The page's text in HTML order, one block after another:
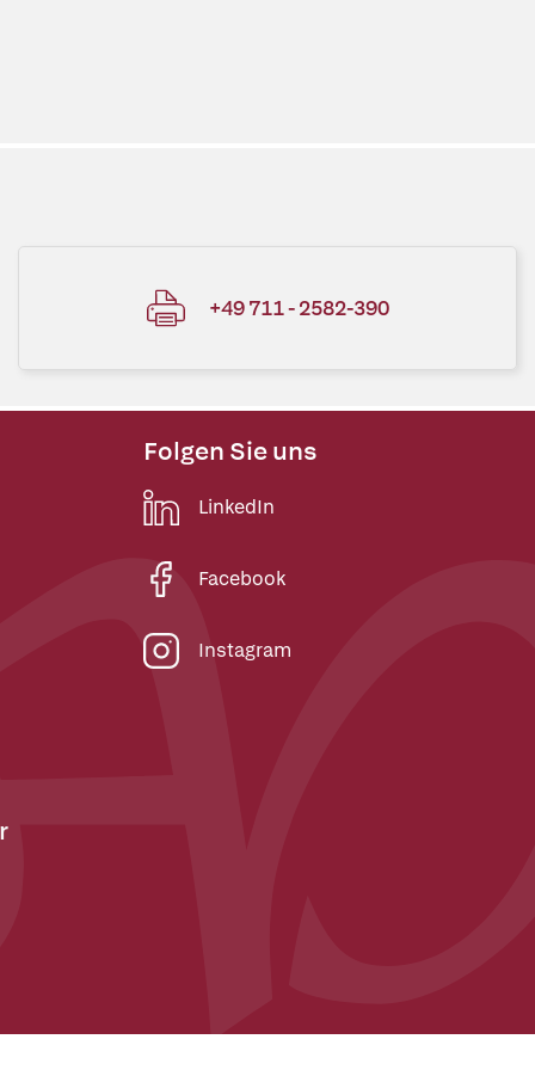
+49 711 - 2582-390
Folgen Sie uns
LinkedIn
Facebook
Instagram